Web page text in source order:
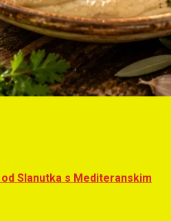
Slanutka s Mediteranskim